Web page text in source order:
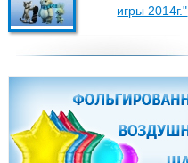
игры 2014г."